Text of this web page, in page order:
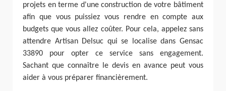
projets en terme d'une construction de votre bâtiment
afin que vous puissiez vous rendre en compte aux
budgets que vous allez coûter. Pour cela, appelez sans
attendre Artisan Delsuc qui se localise dans Gensac
33890 pour opter ce service sans engagement.
Sachant que connaître le devis en avance peut vous
aider à vous préparer financièrement.